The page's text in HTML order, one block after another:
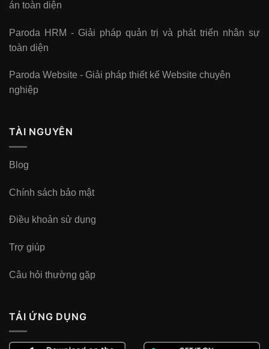
án toàn diện
Paroda HRM - Giải pháp quản trị và phát triển nhân sự
toàn diện
Paroda Website - Giải pháp thiết kế Website chuyên
nghiệp
TÀI NGUYÊN
Blog
Chính sách bảo mật
Điều khoản sử dụng
Trợ giúp
Câu hỏi thường gặp
TẢI ỨNG DỤNG